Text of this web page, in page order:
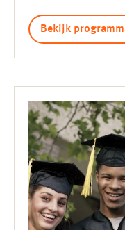
Bekijk